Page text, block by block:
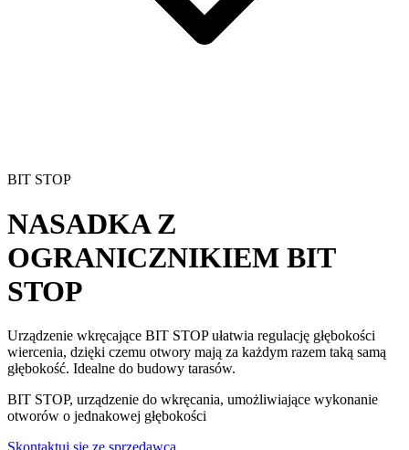
BIT STOP
NASADKA Z
OGRANICZNIKIEM BIT
STOP
Urządzenie wkręcające BIT STOPułatwia regulację głębokości
wiercenia, dzięki czemu otwory mają za każdym razem taką samą
głębokość. Idealne do budowy tarasów.
BIT STOP, urządzenie do wkręcania, umożliwiające wykonanie
otworów o jednakowej głębokości